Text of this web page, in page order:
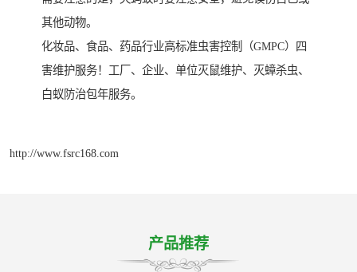
其他动物。
化妆品、食品、药品行业高标准虫害控制（GMPC）四
害维护服务！工厂、企业、单位灭鼠维护、灭蟑杀虫、
白蚁防治包年服务。
http://www.fsrc168.com
产品推荐